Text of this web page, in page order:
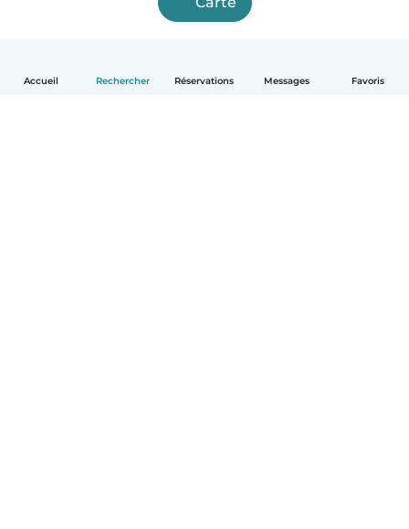
Accueil Rechercher Réservations Messages Favoris